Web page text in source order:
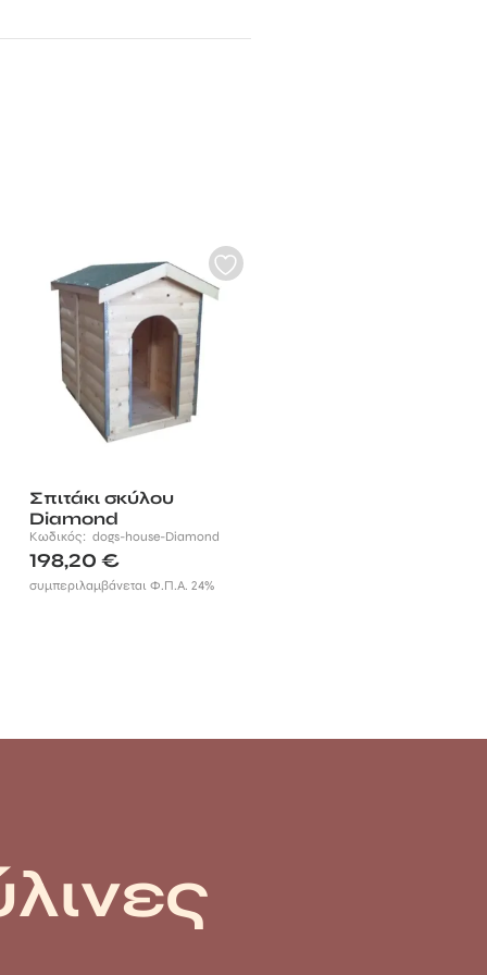
Σπιτάκι σκύλου
Diamond
Κωδικός: dogs-house-Diamond
198,20 €
συμπεριλαμβάνεται Φ.Π.Α. 24%